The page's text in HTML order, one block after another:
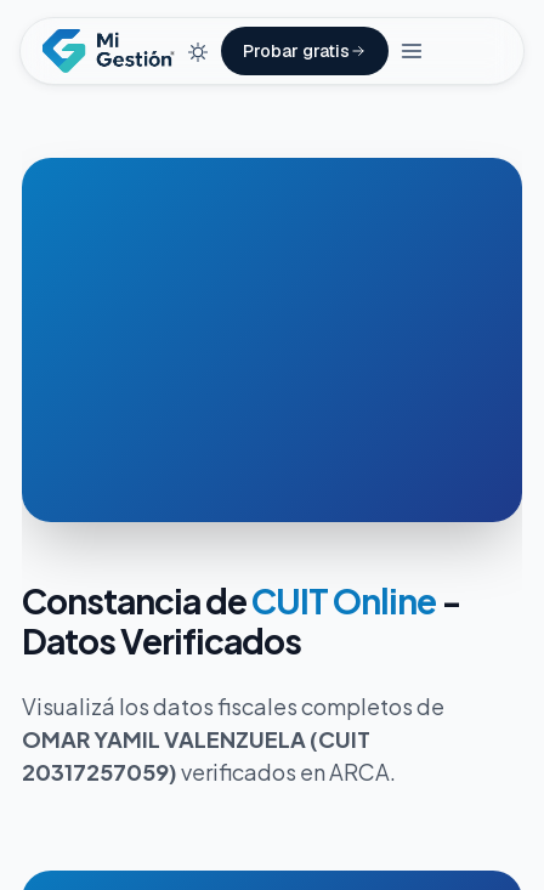
Probar gratis
Constancia deCUIT Online -
Datos Verificados
Visualizá los datos fiscales completos de
OMAR YAMIL VALENZUELA (CUIT
20317257059)verificados en ARCA.